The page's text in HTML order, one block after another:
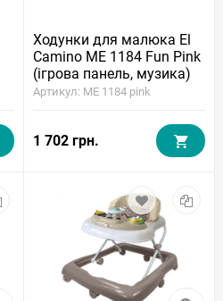
Ходунки для малюка El
Camino ME 1184 Fun Pink
(ігрова панель, музика)
Артикул: ME 1184 pink
1 702 грн.